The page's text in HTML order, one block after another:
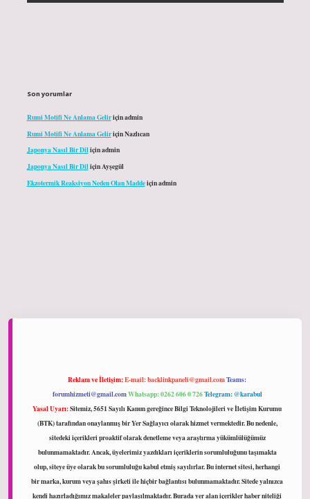
Son yorumlar
Rumi Motifi Ne Anlama Geliriçinadmin
Rumi Motifi Ne Anlama GeliriçinNazlıcan
Japonya Nasıl Bir Diliçinadmin
Japonya Nasıl Bir DiliçinAyşegül
Ekzotermik Reaksiyon Neden Olan Maddeiçinadmin
Reklam ve İletişim:E-mail:backlinkpaneli@gmail.comTeams:
forumhizmeti@gmail.comWhatsapp: 0262 606 0 726Telegram: @karabul
Yasal Uyarı:Sitemiz, 5651 Sayılı Kanun gereğince Bilgi Teknolojileri ve İletişim Kurumu
(BTK) tarafından onaylanmış bir Yer Sağlayıcı olarak hizmet vermektedir. Bu nedenle,
sitedeki içerikleri proaktif olarak denetleme veya araştırma yükümlülüğümüz
bulunmamaktadır. Ancak, üyelerimiz yazdıkları içeriklerin sorumluluğunu taşımakta
olup, siteye üye olarak bu sorumluluğu kabul etmiş sayılırlar. Bu internet sitesi, herhangi
bir marka, kurum veya şahıs şirketi ile hiçbir bağlantısı bulunmamaktadır. Sitede yalnızca
kendi hazırladığımız makaleler paylaşılmaktadır. Burada yer alan içerikler haber niteliği